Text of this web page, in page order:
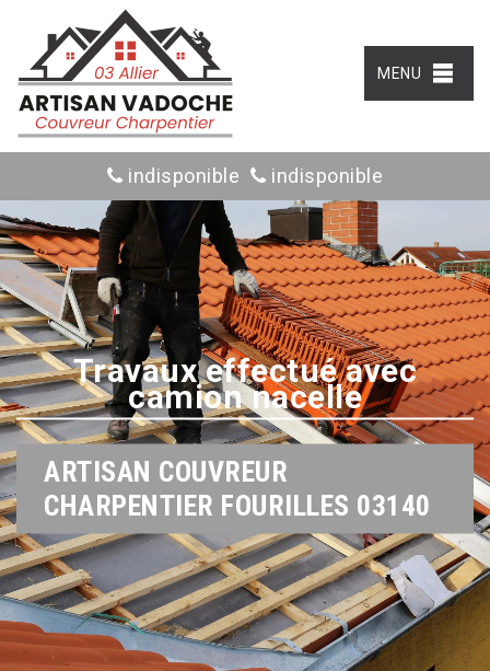
MENU
indisponible indisponible
Travaux effectué avec
camion nacelle
ARTISAN COUVREUR
CHARPENTIER FOURILLES 03140